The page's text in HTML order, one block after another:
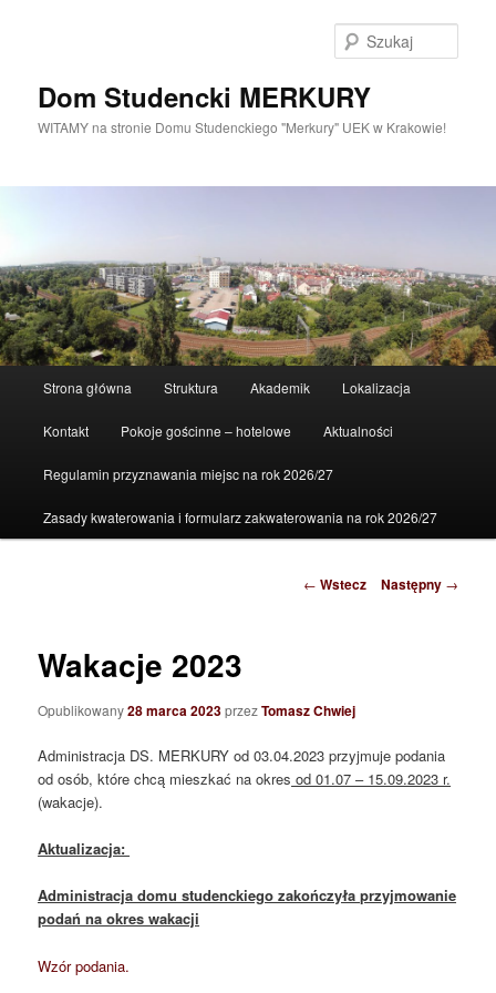
Dom Studencki MERKURY
WITAMY na stronie Domu Studenckiego "Merkury" UEK w Krakowie!
Przeskocz
do
tekstu
Strona główna Struktura Akademik
300-115
dumps
70-680
，
300-075
Lokalizacja
Kontakt Pokoje gościnne – hotelowe Aktualności
Regulamin przyznawania miejsc na rok 2026/27
Zasady kwaterowania i formularz zakwaterowania na rok 2026/27
Zobacz
← Wstecz Następny →
Wakacje 2023
Opublikowany28 marca 2023przezTomasz Chwiej
Administracja DS. MERKURY od 03.04.2023 przyjmuje podania
od osób, które chcą mieszkać na okres od 01.07 – 15.09.2023 r.
(wakacje).
Aktualizacja:
Administracja domu studenckiego zakończyła przyjmowanie
podań na okres wakacji
Wzór podania.